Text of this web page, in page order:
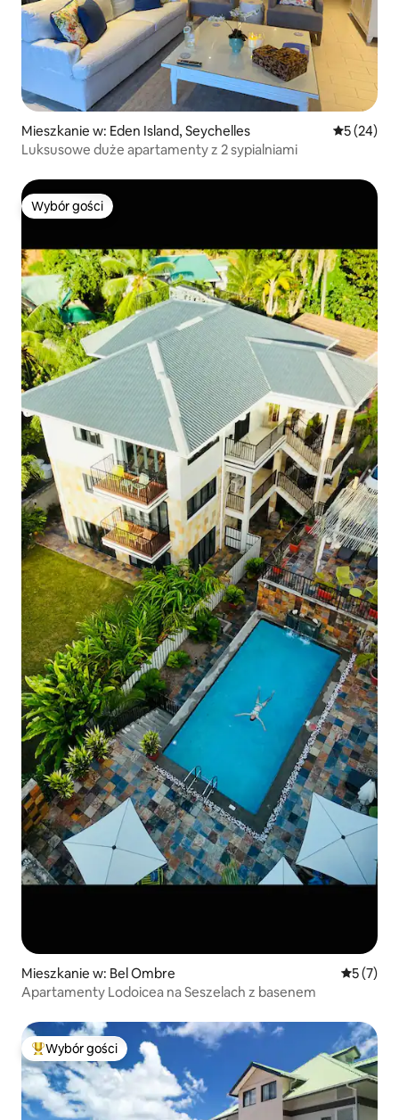
Mieszkanie w: Eden Island, Seychelles Średnia
5 (24)
Luksusowe duże apartamenty z 2 sypialniami
Wybór gości
Wybór gości
Mieszkanie w: Bel Ombre Średnia
5 (7)
Apartamenty Lodoicea na Seszelach z basenem
Najpopularniejsze z kategorii Wybór gości
Wybór gości